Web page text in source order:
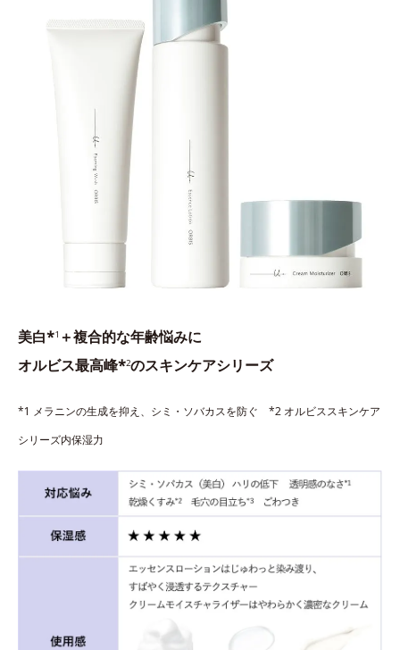
美白*1 ＋複合的な年齢悩みに
オルビス最高峰*2のスキンケアシリーズ
*1 メラニンの生成を抑え、シミ・ソバカスを防ぐ *2 オルビススキンケア
シリーズ内保湿力